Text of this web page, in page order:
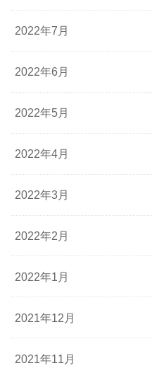
2022年7月
2022年6月
2022年5月
2022年4月
2022年3月
2022年2月
2022年1月
2021年12月
2021年11月